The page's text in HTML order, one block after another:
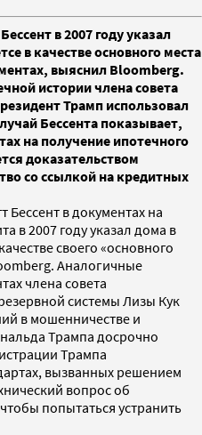
в 2007 году указал
в качестве основного места
выяснил Bloomberg.
истории члена совета
Трамп использовал
Бессента показывает,
на получение ипотечного
доказательством
со ссылкой на кредитных
в документах на
в 2007 году указал дома в
своего «основного
Аналогичные
члена совета
системы Лизы Кук
в мошенничестве и
Трампа досрочно
Трампа
вызванных решением
вопрос об
попытаться устранить